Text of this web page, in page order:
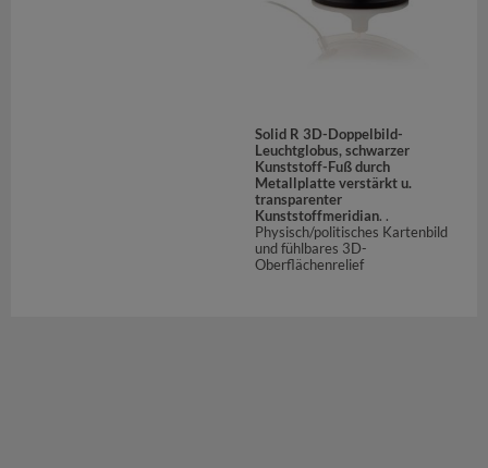
Solid R 3D-Doppelbild-
Leuchtglobus, schwarzer
Kunststoff-Fuß durch
Metallplatte verstärkt u.
transparenter
Kunststoffmeridian. .
Physisch/politisches Kartenbild
und fühlbares 3D-
Oberflächenrelief